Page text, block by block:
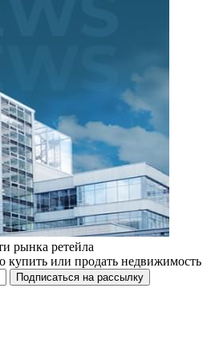
рынка ретейла
купить или продать недвижимость